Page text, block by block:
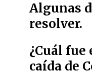
Algunas
resolver.
¿Cuál
caída de